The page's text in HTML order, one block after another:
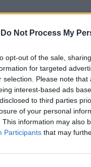
Do Not Process My
opt-out of the sale,
for targeted
selection. Please note
interest-based ads
to third parties
of your personal
This information may also
Participants that may
causato da
tollerato". Il
gli "errori
"affrontati
centrale
prossimo". Il
noto, ma
un